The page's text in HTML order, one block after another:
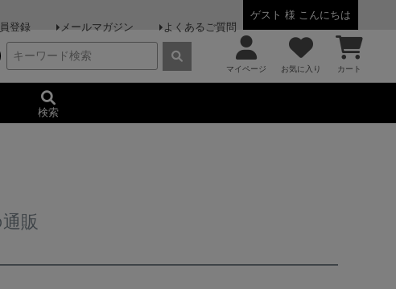
ゲスト 様 こんにちは
登録 メールマガジン よくあるご質問
マイページ お気に入り カート
検索
販